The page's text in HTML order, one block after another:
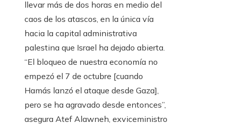
llevar más de dos horas en medio del
caos de los atascos, en la única vía
hacia la capital administrativa
palestina que Israel ha dejado abierta.
“El bloqueo de nuestra economía no
empezó el 7 de octubre [cuando
Hamás lanzó el ataque desde Gaza],
pero se ha agravado desde entonces”,
asegura Atef Alawneh, exviceministro